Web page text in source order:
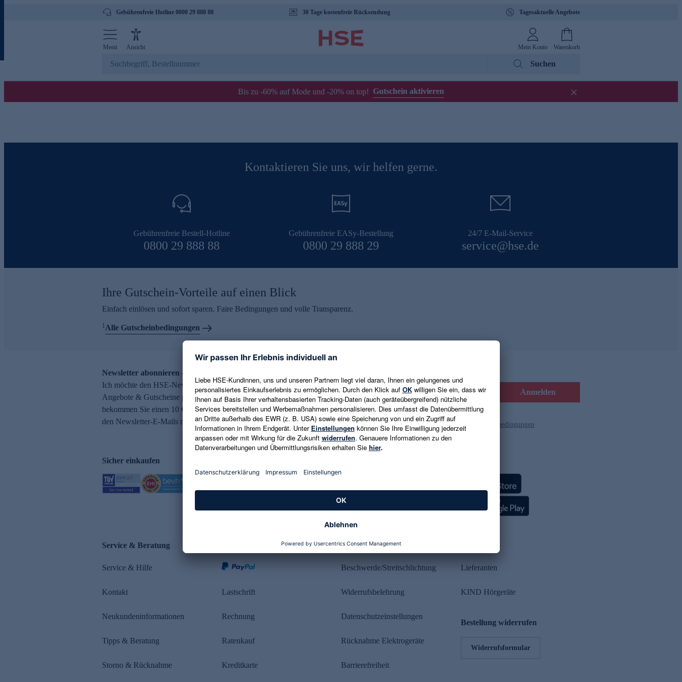
Gebührenfreie Hotline 0800 29 888 88 30 Tage kostenfreie Rücksendung Tagesaktuelle Angebote
Menü Ansicht Mein Konto Warenkorb
Suchen
Bis zu -60% auf Mode und -20% on top! Gutschein aktivieren
Kontaktieren Sie uns, wir helfen gerne.
Gebührenfreie Bestell-Hotline
0800 29 888 88
Gebührenfreie EASy-Bestellung
0800 29 888 29
24/7 E-Mail-Service
service@hse.de
Ihre Gutschein-Vorteile auf einen Blick
Einfach einlösen und sofort sparen. Faire Bedingungen und volle Transparenz.
1Alle Gutscheinbedingungen
Newsletter abonnieren – 10 € Gutschein erhalten
Ich möchte den HSE-Newsletter abonnieren und aktuelle Trends,
Angebote & Gutscheine per E-Mail erhalten. Als Dankeschön
bekommen Sie einen 10 € Gutschein. Eine Abmeldung ist jederzeit in
den Newsletter-E-Mails möglich.
E-Mail-Adresse eingeben Anmelden
Es gelten die Datenschutzrichtlinien und die Gutscheinbedingungen
Sicher einkaufen
Service & Beratung
Service & Hilfe
Kontakt
Neukundeninformationen
Tipps & Beratung
Storno & Rücknahme
Lastschrift
Rechnung
Ratenkauf
Kreditkarte
Rechtliches
Beschwerde/Streitschlichtung
Widerrufsbelehrung
Datenschutzeinstellungen
Rücknahme Elektrogeräte
Barrierefreiheit
Lieferanten
KIND Hörgeräte
Bestellung widerrufen
Widerrufsformular